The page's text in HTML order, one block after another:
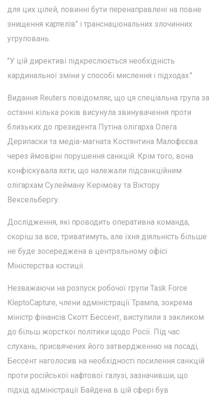
для цих цілей, повинні бути перенаправлені на повне
знищення картелів" і транснаціональних злочинних
угруповань.
"У цій директиві підкреслюється необхідність
кардинальної зміни у способі мислення і підходах."
Видання Reuters повідомляє, що ця спеціальна група за
останні кілька років висунула звинувачення проти
близьких до президента Путіна олігарха Олега
Дерипаски та медіа-магната Костянтина Малофєєва
через ймовірні порушення санкцій. Крім того, вона
конфіскувала яхти, що належали підсанкційним
олігархам Сулейману Керімову та Віктору
Вексельбергу.
Дослідження, які проводить оперативна команда,
скоріш за все, триватимуть, але їхня діяльність більше
не буде зосереджена в центральному офісі
Міністерства юстиції.
Незважаючи на розпуск робочої групи Task Force
KleptoCapture, члени адміністрації Трампа, зокрема
міністр фінансів Скотт Бессент, виступили з закликом
до більш жорсткої політики щодо Росії. Під час
слухань, присвячених його затвердженню на посаді,
Бессент наголосив на необхідності посилення санкцій
проти російської нафтової галузі, зазначивши, що
підхід адміністрації Байдена в цій сфері був